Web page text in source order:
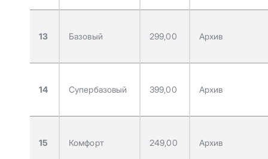
13 Базовый 299,00 Архив
14 Супербазовый 399,00 Архив
15 Комфорт 249,00 Архив